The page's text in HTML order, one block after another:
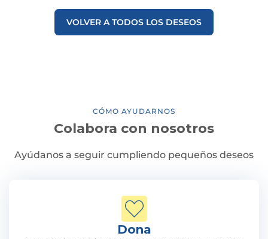
VOLVER A TODOS LOS DESEOS
CÓMO AYUDARNOS
Colabora con nosotros
Ayúdanos a seguir cumpliendo pequeños deseos
Dona